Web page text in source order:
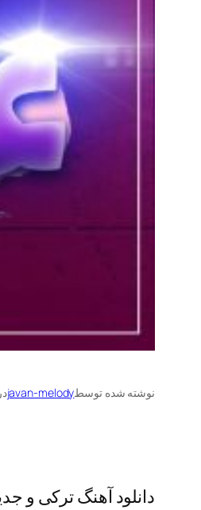
نوشته شده توسطjavan-melody
دانلود آهنگ ترکی و